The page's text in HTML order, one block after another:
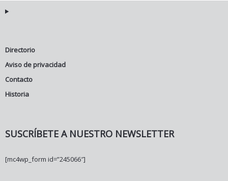
Directorio
Aviso de privacidad
Contacto
Historia
SUSCRÍBETE A NUESTRO NEWSLETTER
[mc4wp_form id=”245066″]